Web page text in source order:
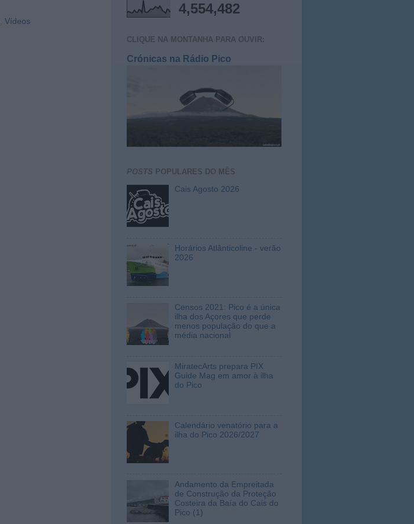
Vídeos
4,554,482
CLIQUE NA MONTANHA PARA OUVIR:
Crónicas na Rádio Pico
POSTS POPULARES DO MÊS
Cais Agosto 2026
Horários Atlânticoline - verão
2026
Censos 2021: Pico é a única
ilha dos Açores que perde
menos população do que a
média nacional
MiratecArts prepara PIX
Guide Mag em amor à ilha
do Pico
Calendário venatório para a
ilha do Pico 2026/2027
Andamento da Empreitada
de Construção da Proteção
Costeira da Baía do Cais do
Pico (1)